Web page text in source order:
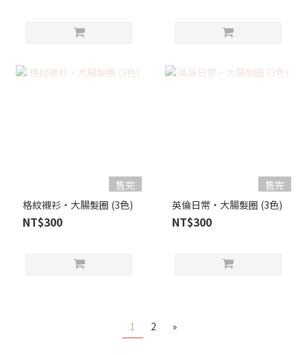
售完
格紋襯衫・大腸髮圈 (3色)
NT$300
售完
英倫日常・大腸髮圈 (3色)
NT$300
1 2 »